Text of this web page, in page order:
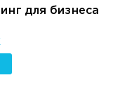
для бизнеса